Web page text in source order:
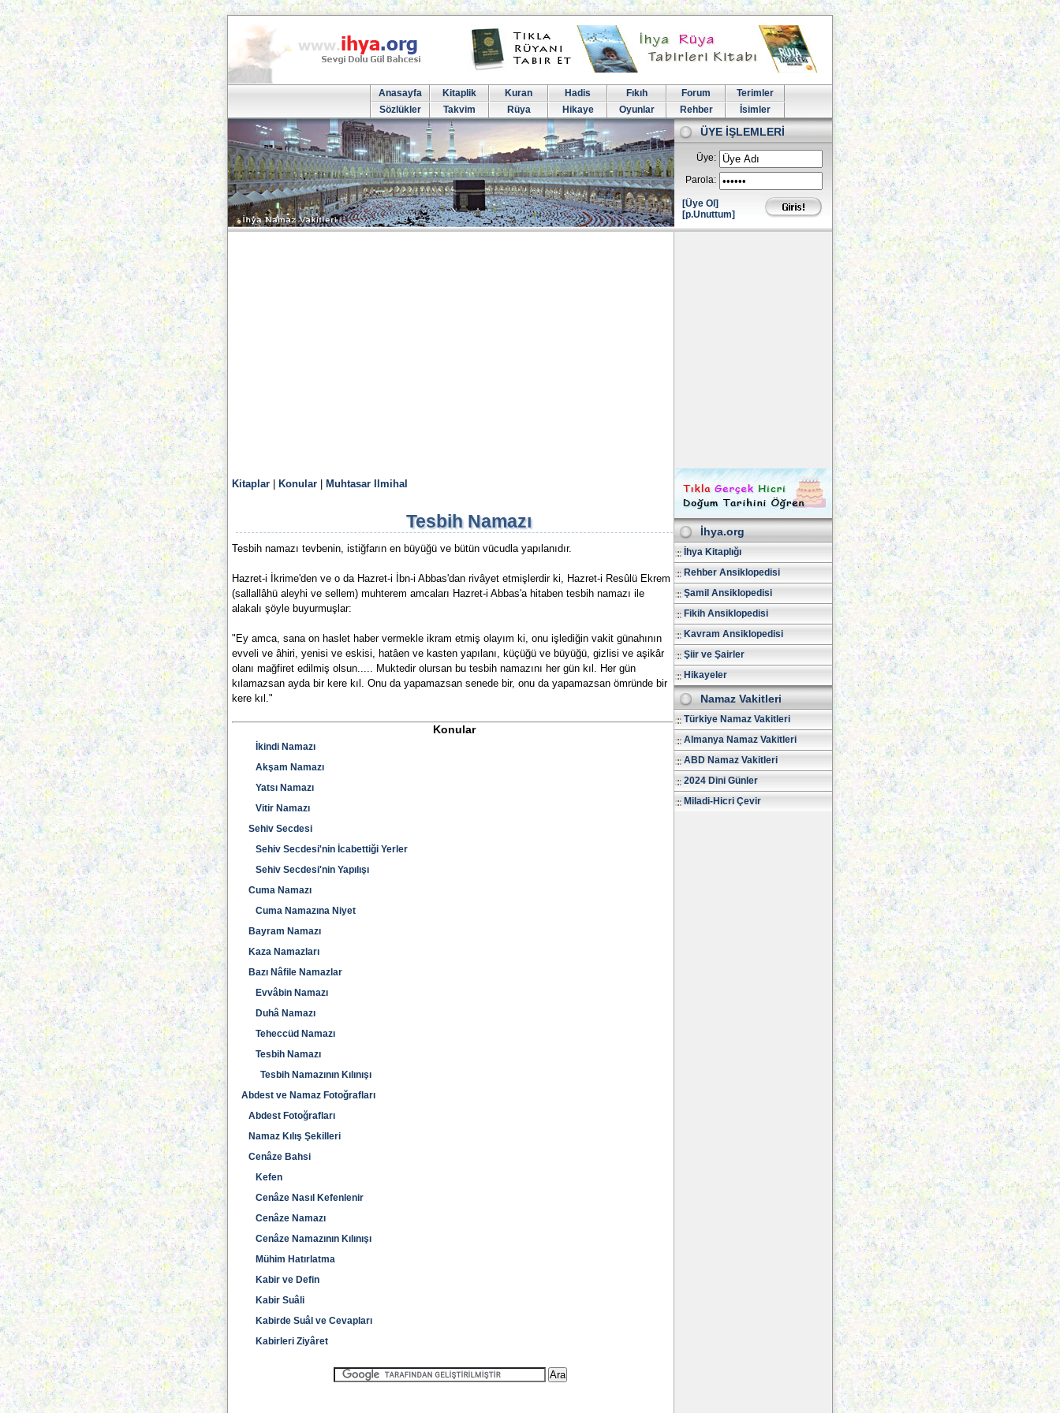
Anasayfa Kitaplik Kuran Hadis Fıkıh Forum
Terimler
Sözlükler
Takvim Rüya Hikaye Oyunlar Rehber İsimler
ÜYE İŞLEMLERİ
Üye:
Parola:
[Üye Ol]
[p.Unuttum]
Kitaplar Konular Muhtasar Ilmihal
Tesbih Namazı
Tesbih namazı tevbenin, istiğfarın en büyüğü ve bütün vücudla yapılanıdır.
Hazret-i İkrime'den ve o da Hazret-i İbn-i Abbas'dan rivâyet etmişlerdir ki, Hazret-i Resûlü Ekrem
(sallallâhü aleyhi ve sellem) muhterem amcaları Hazret-i Abbas'a hitaben tesbih namazı ile
alakalı şöyle buyurmuşlar:
"Ey amca, sana on haslet haber vermekle ikram etmiş olayım ki, onu işlediğin vakit günahının
evveli ve âhiri, yenisi ve eskisi, hatâen ve kasten yapılanı, küçüğü ve büyüğü, gizlisi ve aşikâr
olanı mağfiret edilmiş olsun..... Muktedir olursan bu tesbih namazını her gün kıl. Her gün
kılamazsan ayda bir kere kıl. Onu da yapamazsan senede bir, onu da yapamazsan ömründe bir
kere kıl."
Konular
İkindi Namazı
Akşam Namazı
Yatsı Namazı
Vitir Namazı
Sehiv Secdesi
Sehiv Secdesi'nin İcabettiği Yerler
Sehiv Secdesi'nin Yapılışı
Cuma Namazı
Cuma Namazına Niyet
Bayram Namazı
Kaza Namazları
Bazı Nâfile Namazlar
Evvâbin Namazı
Duhâ Namazı
Teheccüd Namazı
Tesbih Namazı
Tesbih Namazının Kılınışı
Abdest ve Namaz Fotoğrafları
Abdest Fotoğrafları
Namaz Kılış Şekilleri
Cenâze Bahsi
Kefen
Cenâze Nasıl Kefenlenir
Cenâze Namazı
Cenâze Namazının Kılınışı
Mühim Hatırlatma
Kabir ve Defin
Kabir Suâli
Kabirde Suâl ve Cevapları
Kabirleri Ziyâret
İhya.org
İhya Kitaplığı
Rehber Ansiklopedisi
Şamil Ansiklopedisi
Fikih Ansiklopedisi
Kavram Ansiklopedisi
Şiir ve Şairler
Hikayeler
Namaz Vakitleri
Türkiye Namaz Vakitleri
Almanya Namaz Vakitleri
ABD Namaz Vakitleri
2024 Dini Günler
Miladi-Hicri Çevir